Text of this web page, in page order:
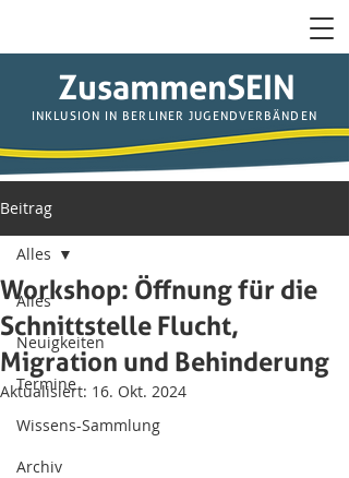
INKLUSION IN BERLINER JUGENDVERBÄNDEN
ZusammenSEIN
Beitrag
Alles
Neuigkeiten
Termine
Wissens-Sammlung
Archiv
Alles
Workshop: Öffnung für die
Schnittstelle Flucht,
Migration und Behinderung
Aktualisiert: 16. Okt. 2024